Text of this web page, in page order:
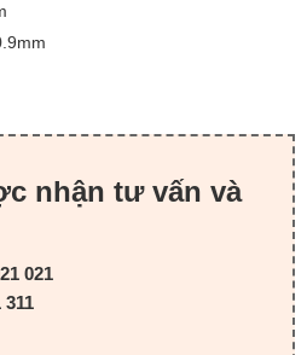
nhận tư vấn và
021
311